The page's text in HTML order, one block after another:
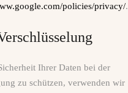
policies/privacy/.
Ihrer Daten bei der
zu schützen, verwenden wir